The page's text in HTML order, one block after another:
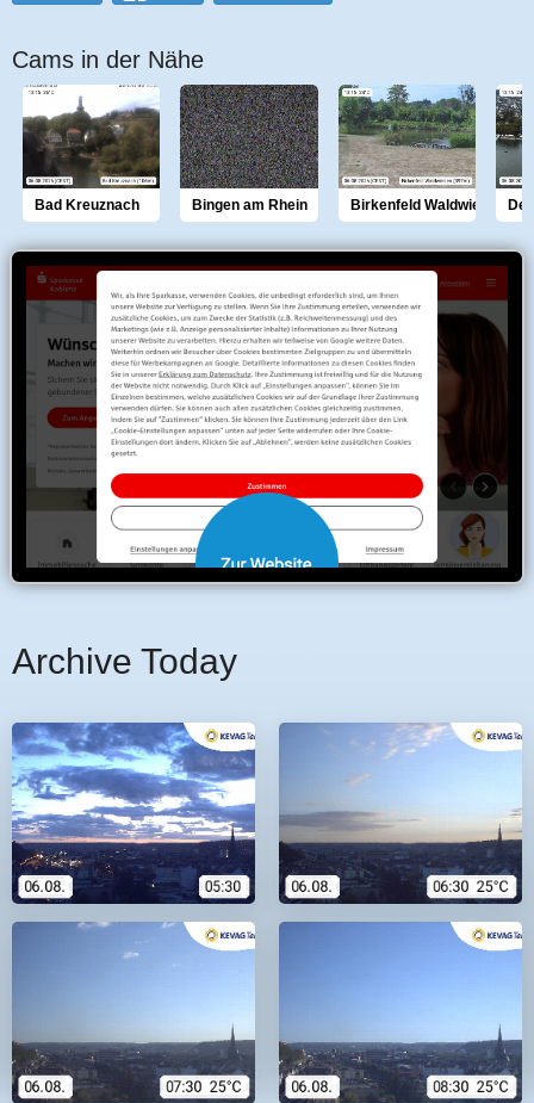
Cams in der Nähe
Bad Kreuznach Bingen am Rhein Birkenfeld Waldwiesen
Archive Today